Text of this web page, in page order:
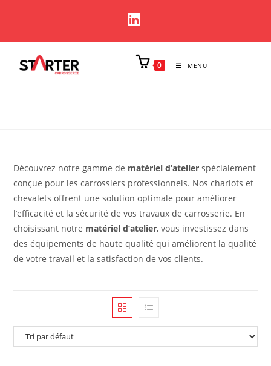
0 MENU
Découvrez notre gamme de matériel d’atelier spécialement
conçue pour les carrossiers professionnels. Nos chariots et
chevalets offrent une solution optimale pour améliorer
l’efficacité et la sécurité de vos travaux de carrosserie. En
choisissant notre matériel d’atelier, vous investissez dans
des équipements de haute qualité qui améliorent la qualité
de votre travail et la satisfaction de vos clients.